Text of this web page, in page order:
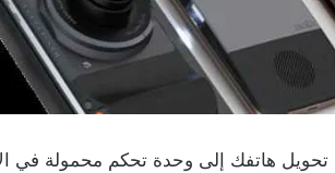
هاتفك إلى وحدة تحكم محمولة في